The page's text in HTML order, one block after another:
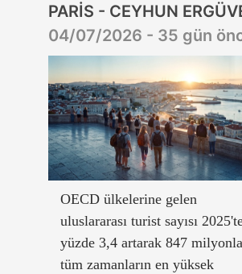
PARİS - CEYHUN
04/07/2026 - 35 gün
OECD ülkelerine gelen
uluslararası turist sayısı
yüzde 3,4 artarak 847 milyonla
tüm zamanların en yüksek